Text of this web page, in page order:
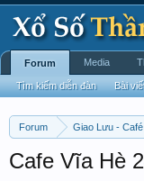
Forum Giao Lưu -
Cafe Vĩa Hè
Forum
Tìm kiếm diễn đàn Bài
Media